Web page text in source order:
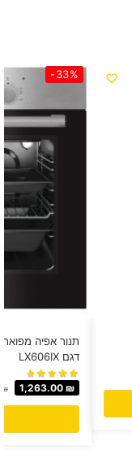
-33%
דגם LX606IX
₪ 1,263.00 ₪